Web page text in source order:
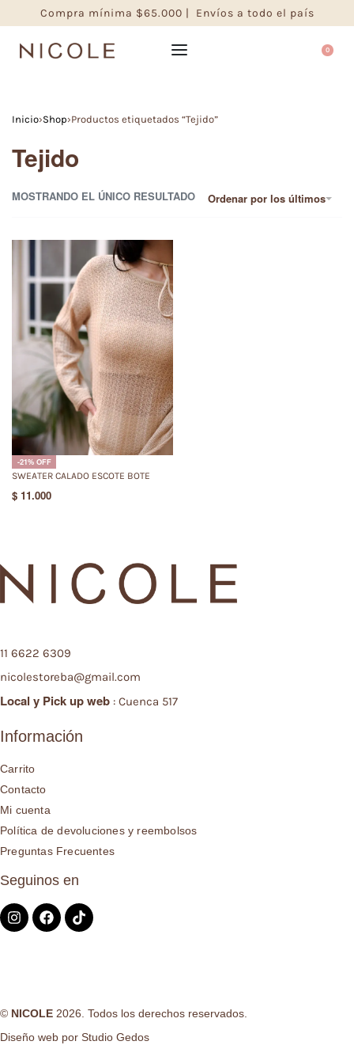
Compra mínima $65.000 | Envíos a todo el país
0
Inicio›Shop›Productos etiquetados “Tejido”
Tejido
MOSTRANDO EL ÚNICO RESULTADO Ordenar por los últimos
-21% OFF
SWEATER CALADO ESCOTE BOTE
$ 11.000
11 6622 6309
nicolestoreba@gmail.com
Local y Pick up web : Cuenca 517
Información
Carrito
Contacto
Mi cuenta
Política de devoluciones y reembolsos
Preguntas Frecuentes
Seguinos en
© NICOLE 2026. Todos los derechos reservados.
Diseño web por Studio Gedos